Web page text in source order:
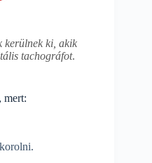
kerülnek ki, akik
tachográfot.
mert: